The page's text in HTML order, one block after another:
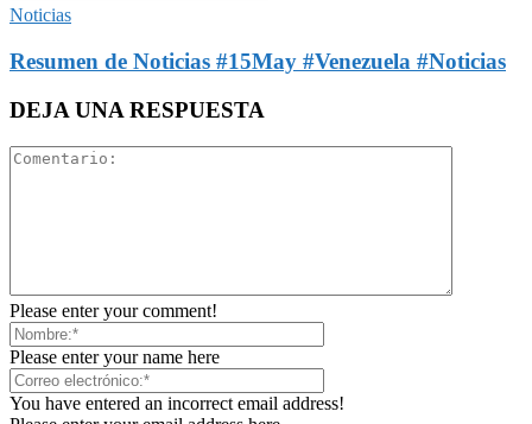
Noticias
Resumen de Noticias #15May #Venezuela #Noticias
DEJA UNA RESPUESTA
Please enter your comment!
Please enter your name here
You have entered an incorrect email address!